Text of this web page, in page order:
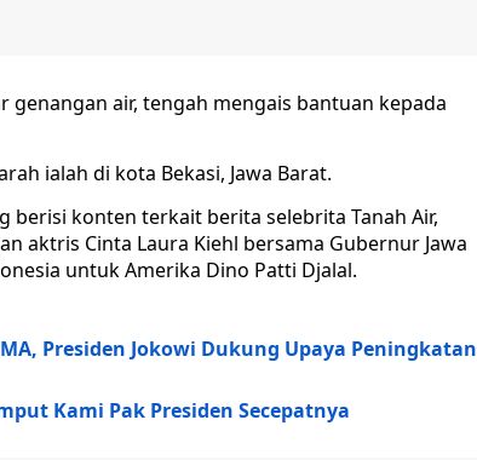
air, tengah mengais bantuan kepada
ialah di kota Bekasi, Jawa Barat.
berisi konten terkait berita selebrita Tanah Air,
aktris Cinta Laura Kiehl bersama Gubernur Jawa
untuk Amerika Dino Patti Djalal.
Presiden Jokowi Dukung Upaya Peningkatan
Kami Pak Presiden Secepatnya